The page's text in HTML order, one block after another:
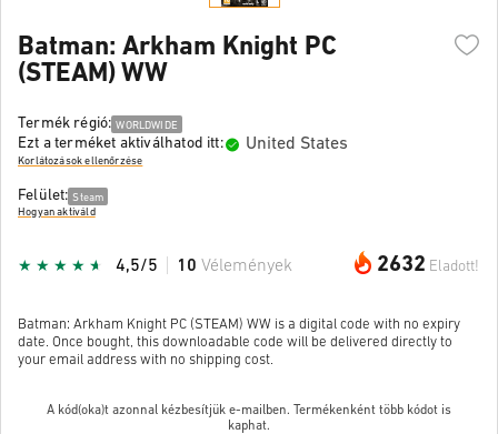
Batman: Arkham Knight PC
(STEAM) WW
Termék régió: WORLDWIDE
Ezt a terméket aktiválhatod itt: United States
Korlátozások ellenőrzése
Felület: Steam
Hogyan aktiváld
2632 Eladott!
4,5/5 10 Vélemények
Batman: Arkham Knight PC (STEAM) WW is a digital code with no expiry
date. Once bought, this downloadable code will be delivered directly to
your email address with no shipping cost.
A kód(oka)t azonnal kézbesítjük e-mailben. Termékenként több kódot is
kaphat.